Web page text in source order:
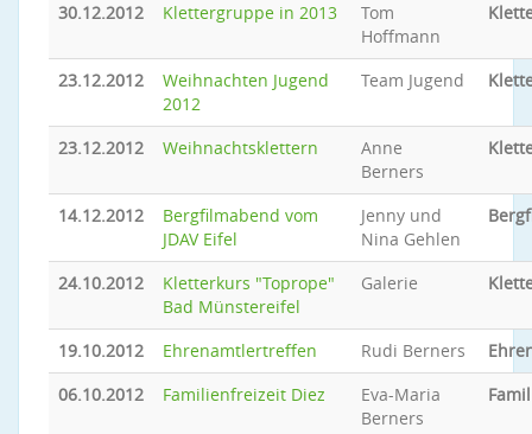
30.12.2012 Klettergruppe in 2013
Tom
Hoffmann
23.12.2012
Weihnachten Jugend
2012
Team Jugend
23.12.2012 Weihnachtsklettern
Anne
Berners
14.12.2012
Bergfilmabend vom
JDAV Eifel
Jenny und
Nina Gehlen
24.10.2012
Kletterkurs "Toprope"
Bad Münstereifel
Galerie
19.10.2012 Ehrenamtlertreffen Rudi Berners
06.10.2012
Familienfreizeit Diez
Eva-Maria
Berners